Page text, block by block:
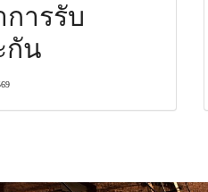
การรับ
กัน